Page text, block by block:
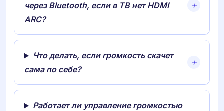
через Bluetooth, если в ТВ нет HDMI
ARC?
Что делать, если громкость скачет
сама по себе?
Работает ли управление громкостью